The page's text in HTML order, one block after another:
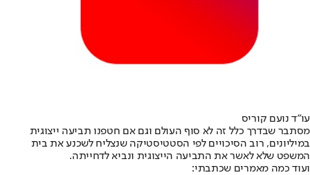
עו”ד נועם קוריס
מסתבר שבדרך כלל זה לא סוף העולם וגם אם חטפנו תביעה ייצוגית
במיליונים, רוב הסיכויים לפי הסטטיסטיקה שנצליח לשכנע את בית
המשפט שלא לאשר את התביעה הייצוגית ונביא לדחייתה.
ועוד כמה מאמרים שכתבתי: